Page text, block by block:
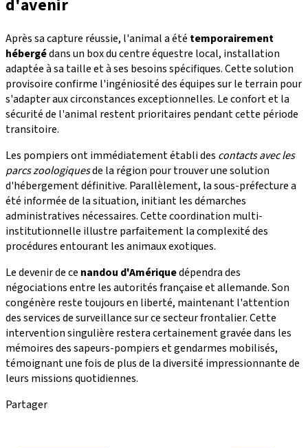
d'avenir
Après sa capture réussie, l'animal a été temporairement
hébergédans un box du centre équestre local, installation
adaptée à sa taille et à ses besoins spécifiques. Cette solution
provisoire confirme l'ingéniosité des équipes sur le terrain pour
s'adapter aux circonstances exceptionnelles. Le confort et la
sécurité de l'animal restent prioritaires pendant cette période
transitoire.
Les pompiers ont immédiatement établi des contacts avec les
parcs zoologiquesde la région pour trouver une solution
d'hébergement définitive. Parallèlement, la sous-préfecture a
été informée de la situation, initiant les démarches
administratives nécessaires. Cette coordination multi-
institutionnelle illustre parfaitement la complexité des
procédures entourant les animaux exotiques.
Le devenir de ce nandou d'Amériquedépendra des
négociations entre les autorités française et allemande. Son
congénère reste toujours en liberté, maintenant l'attention
des services de surveillance sur ce secteur frontalier. Cette
intervention singulière restera certainement gravée dans les
mémoires des sapeurs-pompiers et gendarmes mobilisés,
témoignant une fois de plus de la diversité impressionnante de
leurs missions quotidiennes.
Partager